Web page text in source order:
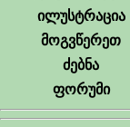
ილუსტრაცია
მოგვწერეთ
ძებნა
ფორუმი